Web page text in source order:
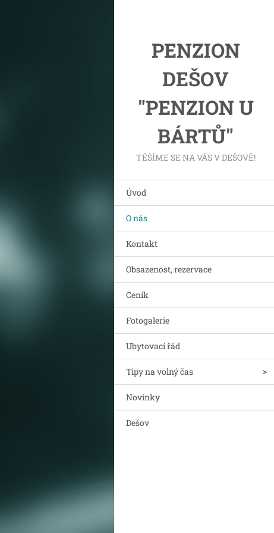
PENZION
DEŠOV
"PENZION U
BÁRTŮ"
TĚŠÍME SE NA VÁS V DEŠOVĚ!
Úvod
O nás
Kontakt
Obsazenost, rezervace
Ceník
Fotogalerie
Ubytovací řád
Tipy na volný čas
Novinky
Dešov